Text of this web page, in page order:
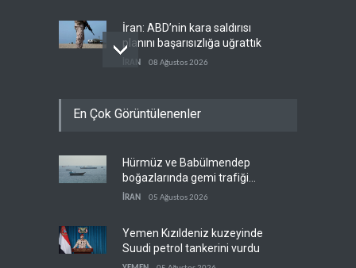
İran: ABD’nin kara saldırısı
planını başarısızlığa uğrattık
İRAN 08 Ağustos 2026
‘silahsızlandırılmasını’ kim
Bekai'den Trump’a ‘savaş
ganimeti’ yanıtı: Önce savaşı
kazan08 Ağustos 2026
En Çok Görüntülenenler
Hürmüz ve Babülmendep
boğazlarında gemi trafiği
durağan seyrini koruyor
İRAN 05 Ağustos 2026
Yemen Kızıldeniz kuzeyinde
Suudi petrol tankerini vurdu